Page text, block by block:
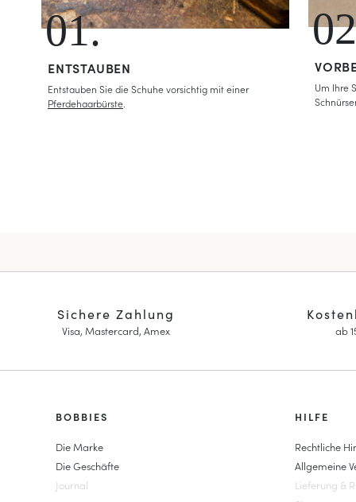
01.
ENTSTAUBEN
Entstauben Sie die Schuhe vorsichtig mit einer
Pferdehaarbürste
Um Ihre
ab
Sichere Zahlung
Visa, Mastercard, Amex
HOMME
Sneakers
Goodyear genäht
Derbys & Richelieu
FEMME
Sneakers
Pumps &
Damen
Espadrilles
BOBBIES
Die Marke
Die Geschäfte
Journal
HILFE
Rechtliche
Allgemeine
Lieferung &